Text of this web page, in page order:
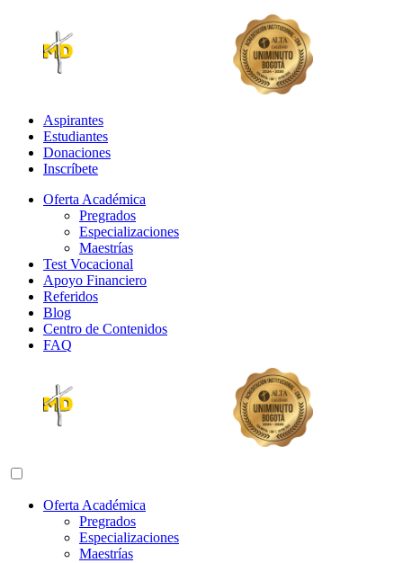
Aspirantes
Estudiantes
Donaciones
Inscríbete
Oferta Académica
Pregrados
Especializaciones
Maestrías
Test Vocacional
Apoyo Financiero
Referidos
Blog
Centro de Contenidos
FAQ
Abrir menú de navegación
Oferta Académica
Pregrados
Especializaciones
Maestrías